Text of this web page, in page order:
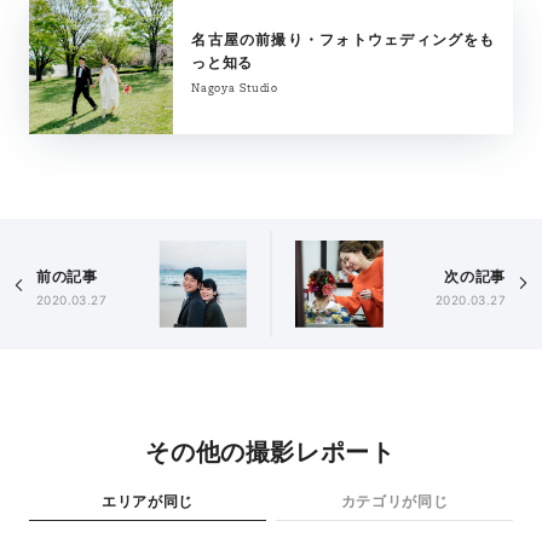
名古屋の前撮り・フォトウェディングをも
っと知る
Nagoya Studio
前の記事
2020.03.27
次の記事
2020.03.27
その他の撮影レポート
エリアが同じ カテゴリが同じ